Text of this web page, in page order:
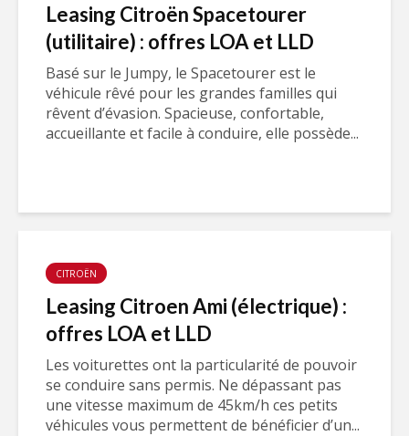
Leasing Citroën Spacetourer
(utilitaire) : offres LOA et LLD
Basé sur le Jumpy, le Spacetourer est le
véhicule rêvé pour les grandes familles qui
rêvent d’évasion. Spacieuse, confortable,
accueillante et facile à conduire, elle possède...
CITROËN
Leasing Citroen Ami (électrique) :
offres LOA et LLD
Les voiturettes ont la particularité de pouvoir
se conduire sans permis. Ne dépassant pas
une vitesse maximum de 45km/h ces petits
véhicules vous permettent de bénéficier d’un...